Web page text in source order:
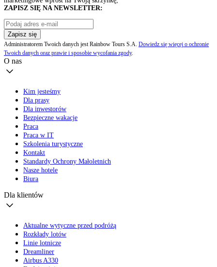
ZAPISZ SIĘ NA NEWSLETTER:
Zapisz się
Administratorem Twoich danych jest Rainbow Tours S.A. Dowiedz się więcej o ochronie
Twoich danych oraz prawie i sposobie wycofania zgody.
O nas
Kim jesteśmy
Dla prasy
Dla inwestorów
Bezpieczne wakacje
Praca
Praca w IT
Szkolenia turystyczne
Kontakt
Standardy Ochrony Małoletnich
Nasze hotele
Biura
Dla klientów
Aktualne wytyczne przed podróżą
Rozkłady lotów
Linie lotnicze
Dreamliner
Airbus A330